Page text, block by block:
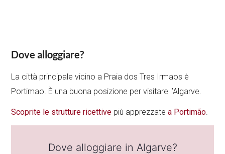
Dove alloggiare?
La città principale vicino a Praia dos Tres Irmaos è
Portimao. È una buona posizione per visitare l’Algarve.
Scoprite le strutture ricettive più apprezzatea Portimão
Dove alloggiare in Algarve?